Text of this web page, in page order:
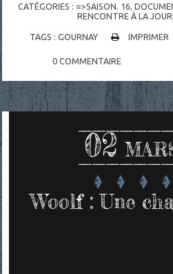
CATÉGORIES : =>SAISON. 16,
RENCONTRE À LA
TAGS :GOURNAY IMPRIMER
0 COMMENTAIRE
02
Woolf : Une